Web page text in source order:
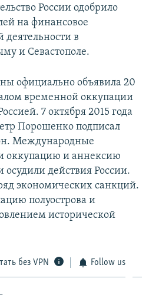
России одобрило
на финансовое
в
и Севастополе.
официально объявила 20
временной оккупации
7 октября 2015 года
Порошенко подписал
Международные
оккупацию и аннексию
действия России.
экономических санкций.
полуострова и
исторической
без VPN Follow us